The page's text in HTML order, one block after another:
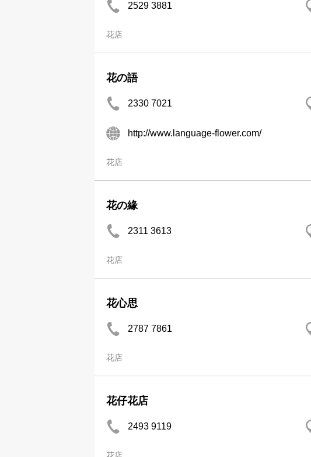
2529 3881
花店
花の語
2330 7021
http://www.language-flower.com/
花店
花の緣
2311 3613
花店
花心思
2787 7861
花店
花仔花店
2493 9119